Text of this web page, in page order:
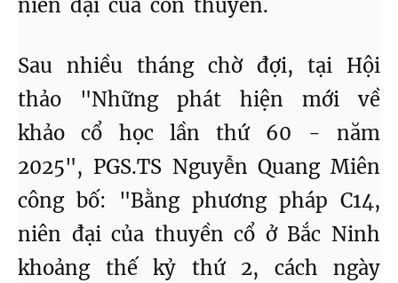
niên đại của con thuyền.
Sau nhiều tháng chờ đợi, tại Hội
thảo "Những phát hiện mới về
khảo cổ học lần thứ 60 - năm
2025", PGS.TS Nguyễn Quang Miên
công bố: "Bằng phương pháp C14,
niên đại của thuyền cổ ở Bắc Ninh
khoảng thế kỷ thứ 2, cách ngày